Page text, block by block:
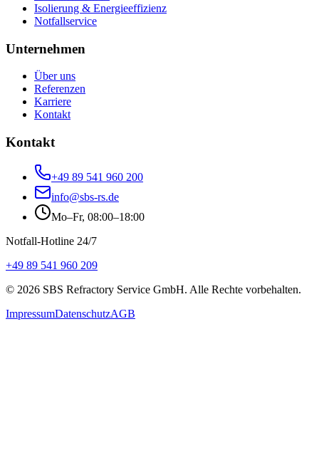
Isolierung & Energieeffizienz
Notfallservice
Unternehmen
Über uns
Referenzen
Karriere
Kontakt
Kontakt
+49 89 541 960 200
info@sbs-rs.de
Mo–Fr, 08:00–18:00
Notfall-Hotline 24/7
+49 89 541 960 209
© 2026 SBS Refractory Service GmbH. Alle Rechte vorbehalten.
ImpressumDatenschutzAGB